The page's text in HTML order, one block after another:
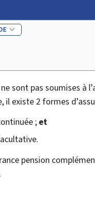
sont pas soumises à
il existe 2 formes
;et
pension